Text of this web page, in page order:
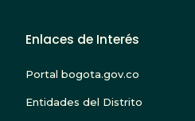
Enlaces de Interés
Portal bogota.gov.co
Entidades del Distrito